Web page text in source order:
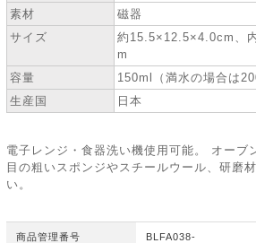
素材
磁器
サイズ
約15.5×12.5×4.0cm、
m
容量
150ml（満水の場合は
生産国
日本
電子レンジ・食器洗い機使用可能。 オーブ
目の粗いスポンジやスチールウール、研磨
い。
商品管理番号 BLFA038-